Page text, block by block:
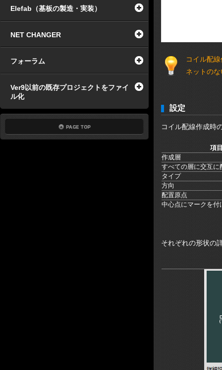
Elefab（基板の製造・実装）
NET CHANGER
フォーラム
Ver9以前の既存プロジェクトをファイ
ル化
コイル配
ネットの
設定
コイル配線作成時
項
作成層
すべての層に交互に
タイプ
方向
配置原点
中心点にマークを付
それぞれの形状の